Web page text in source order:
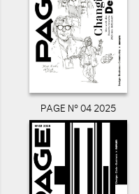
PAGE N° 04 2025